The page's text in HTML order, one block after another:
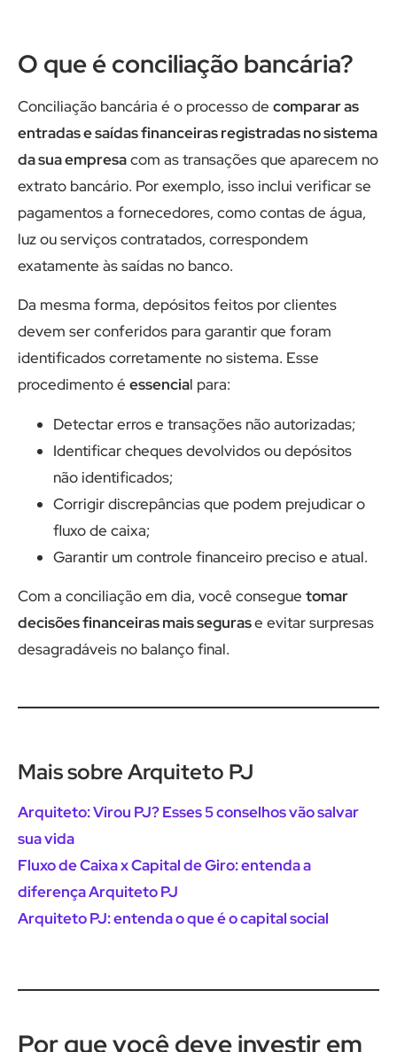
O que é conciliação bancária?
Conciliação bancária é o processo de comparar as
entradas e saídas financeiras registradas no sistema
da sua empresacom as transações que aparecem no
extrato bancário. Por exemplo, isso inclui verificar se
pagamentos a fornecedores, como contas de água,
luz ou serviços contratados, correspondem
exatamente às saídas no banco.
Da mesma forma, depósitos feitos por clientes
devem ser conferidos para garantir que foram
identificados corretamente no sistema. Esse
procedimento é essencial para:
Detectar erros e transações não autorizadas;
Identificar cheques devolvidos ou depósitos
não identificados;
Corrigir discrepâncias que podem prejudicar o
fluxo de caixa;
Garantir um controle financeiro preciso e atual.
Com a conciliação em dia, você consegue tomar
decisões financeiras mais segurase evitar surpresas
desagradáveis no balanço final.
Mais sobre Arquiteto PJ
Arquiteto: Virou PJ? Esses 5 conselhos vão salvar
sua vida
Fluxo de Caixa x Capital de Giro: entenda a
diferença Arquiteto PJ
Arquiteto PJ: entenda o que é o capital social
Por que você deve investir em